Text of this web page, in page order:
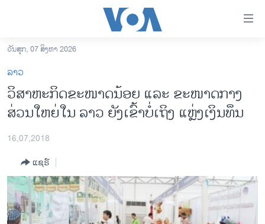
ເຂົ້າ
ຫາ
ຂ້າມ
ຂ້າມ
ຂ້າມ
ຫາ
ລາວ
ອາເມຣິກາ
ຂ່າວ​ຈີນ
ໂລກ
ເອເຊຍ
ອິດສະຫຼະພາບດ້ານການຂ່າວ
ວັນສຸກ, 07 ສິງຫາ 2026
ລາວ
ວິສາຫະກິດຂະໜາດນ້ອຍ ແລະ ຂະໜາດກາງ
ສ່ວນໃຫຍ່ໃນ ລາວ ຍັງເຂົ້າບໍ່ເຖິງ ແຫຼ່ງເງິນທຶນ
16,07,2018
ແຊຣ໌